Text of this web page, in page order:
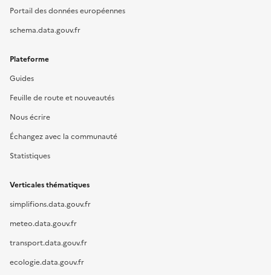
Portail des données européennes
schema.data.gouv.fr
Plateforme
Guides
Feuille de route et nouveautés
Nous écrire
Échangez avec la communauté
Statistiques
Verticales thématiques
simplifions.data.gouv.fr
meteo.data.gouv.fr
transport.data.gouv.fr
ecologie.data.gouv.fr